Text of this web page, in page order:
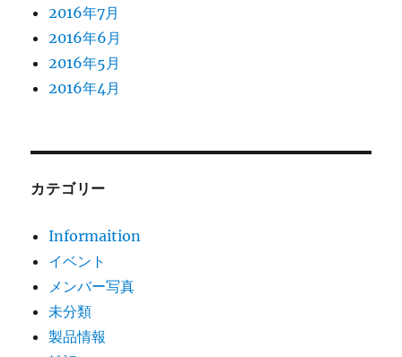
2016年7月
2016年6月
2016年5月
2016年4月
カテゴリー
Informaition
イベント
メンバー写真
未分類
製品情報